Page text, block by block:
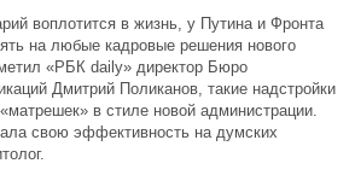
воплотится в жизнь, у Путина и Фронта
на любые кадровые решения нового
«РБК daily» директор Бюро
Дмитрий Поликанов, такие надстройки
в стиле новой администрации.
свою эффективность на думских